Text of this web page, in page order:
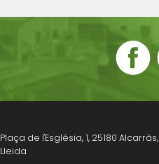
Plaça de l'Església, 1, 25180 Alcarràs,
Lleida